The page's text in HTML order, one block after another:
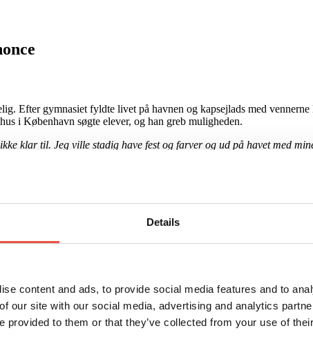
Details
content and ads, to provide social media features and to
our site with our social media, advertising and analytics
provided to them or that they’ve collected from your use of
Efter gymnasiet fyldte livet på havnen og kapsejlads med
i København søgte elever, og han greb muligheden.
klar til. Jeg ville stadig have fest og farver og ud på havet med
formanende ord fik ham til at genoverveje tilbuddet. Så den
fanget af det, selvom jeg slet ikke havde nogen indsigt i den
mere lærerigt og professionelt miljø. Så da han en dag ringede til
(godt og vel endda) parallelt med aften- og weekendstudier. Jeg
kompetencer af ude i ’den virkelige verden’.
industrivirksomhed. Jeg tænkte, at det ville være mere interessant